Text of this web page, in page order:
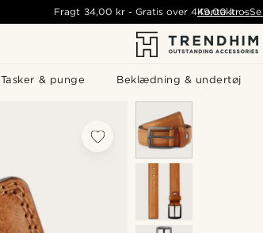
Tasker & punge Beklædning & undertøj
Fragt 34,00 kr- Gratis over 449,00 kr -
Kontakt os